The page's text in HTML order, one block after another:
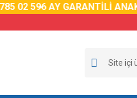
596 AY GARANTİLİ